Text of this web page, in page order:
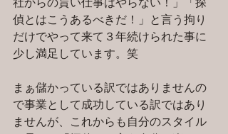
社からの貰い仕事はやらない！」「探
偵とはこうあるべきだ！」と言う拘り
だけでやって来て３年続けられた事に
少し満足しています。笑
まぁ儲かっている訳ではありませんの
で事業として成功している訳ではあり
ませんが、これからも自分のスタイル